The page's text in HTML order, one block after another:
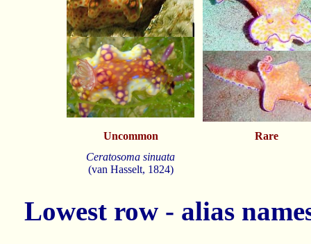
Uncommon
Rare
Ceratosoma sinuata
(van Hasselt, 1824)